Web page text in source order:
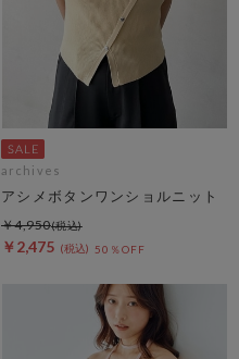
archives
アシメボタンワンショルニット
￥2,475 50％OFF
￥4,950